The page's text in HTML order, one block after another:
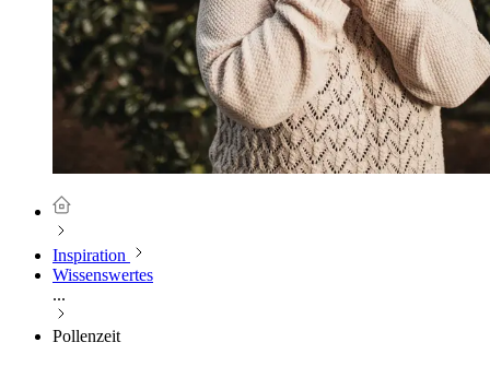
Inspiration
Wissenswertes
...
Pollenzeit